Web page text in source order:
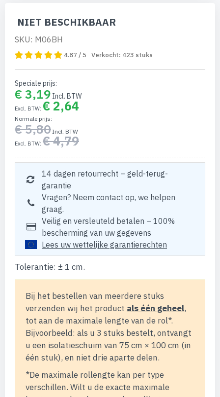
NIET BESCHIKBAAR
SKU: M06BH
4.87 / 5 Verkocht: 423 stuks
Speciale prijs
€ 3,19
€ 2,64
Normale prijs
€ 5,80
€ 4,79
14 dagen retourrecht – geld-terug-
garantie
Vragen? Neem contact op, we helpen
graag.
Veilig en versleuteld betalen – 100%
bescherming van uw gegevens
Lees uw wettelijke garantierechten
Tolerantie: ± 1 cm.
Bij het bestellen van meerdere stuks
verzenden wij het product als één geheel,
tot aan de maximale lengte van de rol*.
Bijvoorbeeld: als u 3 stuks bestelt, ontvangt
u een isolatieschuim van 75 cm × 100 cm (in
één stuk), en niet drie aparte delen.
*De maximale rollengte kan per type
verschillen. Wilt u de exacte maximale